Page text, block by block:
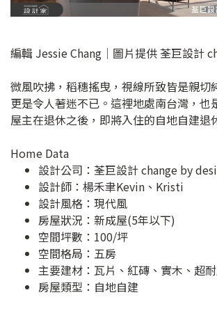
編輯 Jessie Chang│圖片提供 荃巨設計
微風吹拂，稻穗搖曳，視線所致皆是親切
更是令人著迷不已。這裡地處南台灣，也
屋主在退休之後，即將入住的自地自建退
Home Data
設計公司： 荃巨設計 change by
設計師：楊禾聿Kevin、Kristi
設計風格：現代風
房屋狀況：新成屋(5年以下)
空間坪數：100/坪
空間格局：五房
主要建材：瓦片、紅磚、實木、超
房屋類型：自地自建